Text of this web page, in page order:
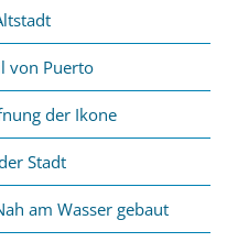
von Puerto
der Ikone
Stadt
am Wasser gebaut